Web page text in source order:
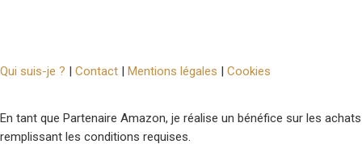
Qui suis-je ? | Contact | Mentions légales | Cookies
En tant que Partenaire Amazon, je réalise un bénéfice sur les achats
remplissant les conditions requises.